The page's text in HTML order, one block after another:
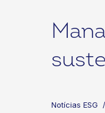
Notícias ESG